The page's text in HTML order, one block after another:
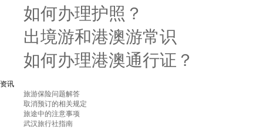
如何办理护照？
出境游和港澳游常识
如何办理港澳通行证？
资讯
旅游保险问题解答
取消预订的相关规定
旅途中的注意事项
武汉旅行社指南